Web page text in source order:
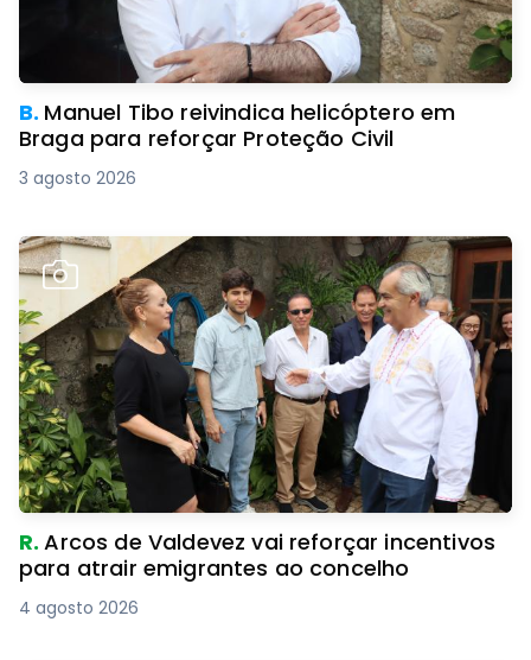
B. Manuel Tibo reivindica helicóptero em
Braga para reforçar Proteção Civil
3 agosto 2026
R.Arcos de Valdevez vai reforçar incentivos
para atrair emigrantes ao concelho
4 agosto 2026